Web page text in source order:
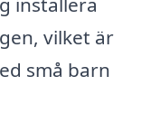
vilket är
små barn